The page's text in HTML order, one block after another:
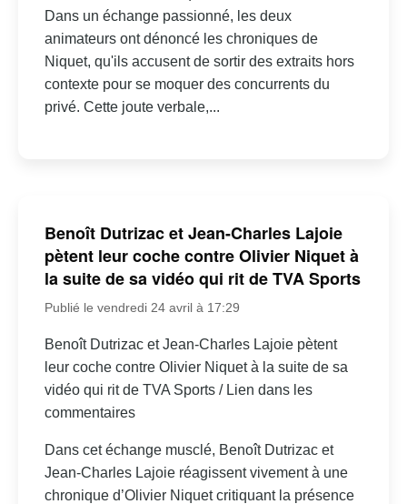
Dans un échange passionné, les deux
animateurs ont dénoncé les chroniques de
Niquet, qu'ils accusent de sortir des extraits hors
contexte pour se moquer des concurrents du
privé. Cette joute verbale,...
Benoît Dutrizac et Jean-Charles Lajoie
pètent leur coche contre Olivier Niquet à
la suite de sa vidéo qui rit de TVA Sports
Publié le vendredi 24 avril à 17:29
Benoît Dutrizac et Jean-Charles Lajoie pètent
leur coche contre Olivier Niquet à la suite de sa
vidéo qui rit de TVA Sports / Lien dans les
commentaires
Dans cet échange musclé, Benoît Dutrizac et
Jean-Charles Lajoie réagissent vivement à une
chronique d’Olivier Niquet critiquant la présence